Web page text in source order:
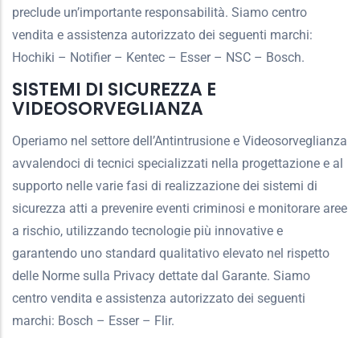
preclude un’importante responsabilità. Siamo centro
vendita e assistenza autorizzato dei seguenti marchi:
Hochiki – Notifier – Kentec – Esser – NSC – Bosch.
SISTEMI DI SICUREZZA E
VIDEOSORVEGLIANZA
Operiamo nel settore dell’Antintrusione e Videosorveglianza
avvalendoci di tecnici specializzati nella progettazione e al
supporto nelle varie fasi di realizzazione dei sistemi di
sicurezza atti a prevenire eventi criminosi e monitorare aree
a rischio, utilizzando tecnologie più innovative e
garantendo uno standard qualitativo elevato nel rispetto
delle Norme sulla Privacy dettate dal Garante. Siamo
centro vendita e assistenza autorizzato dei seguenti
marchi: Bosch – Esser – Flir.